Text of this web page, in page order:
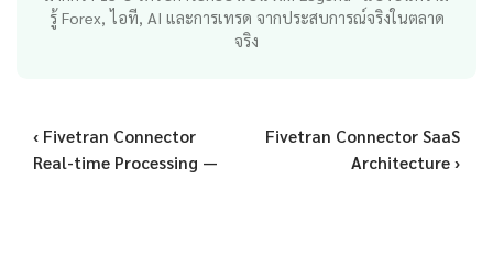
รู้ Forex, ไอที, AI และการเทรด จากประสบการณ์จริงในตลาด
จริง
‹ Fivetran Connector
Real-time Processing —
Fivetran Connector SaaS
Architecture ›